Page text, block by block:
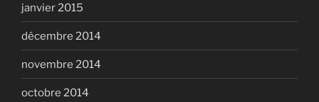
janvier 2015
décembre 2014
novembre 2014
octobre 2014